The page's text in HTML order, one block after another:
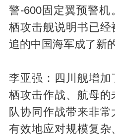
警-600固定翼预警
栖攻击舰说明书已
追的中国海军成了新
李亚强：四川舰增
栖攻击作战、航母
队协同作战带来非
有效地应对规模复